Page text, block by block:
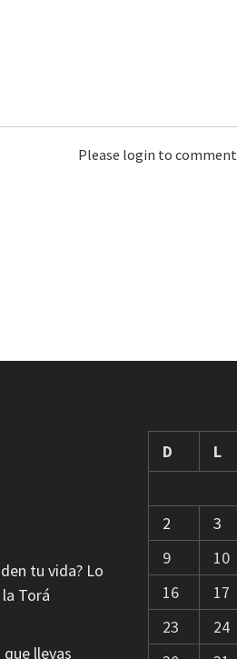
Please login to comment
tu vida? Lo
Torá
llevas
D
L
2
3
9
10
16
17
23
24